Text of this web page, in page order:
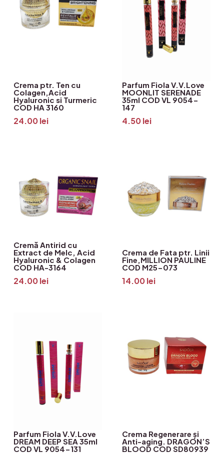
Crema ptr. Ten cu
Colagen,Acid
Hyaluronic si Turmeric
COD HA 3160
24.00lei
Parfum Fiola V.V.Love
MOONLIT SERENADE
35ml COD VL 9054-
147
4.50lei
Cremă Antirid cu
Extract de Melc, Acid
Hyaluronic & Colagen
COD HA-3164
24.00lei
Crema de Fata ptr. Linii
Fine,MILLION PAULINE
COD M25-073
14.00lei
Parfum Fiola V.V.Love
DREAM DEEP SEA 35ml
COD VL 9054-131
Crema Regenerare și
Anti-aging. DRAGON’S
BLOOD COD SD80939